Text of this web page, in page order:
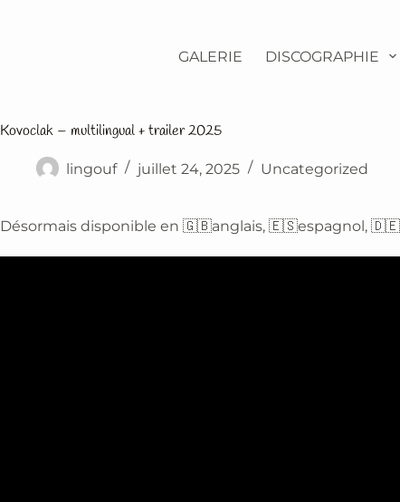
GALERIE DISCOGRAPHIE
Kovoclak – multilingual + trailer 2025
lingouf juillet 24, 2025 Uncategorized
Désormais disponible en 🇬🇧anglais, 🇪🇸espagnol,